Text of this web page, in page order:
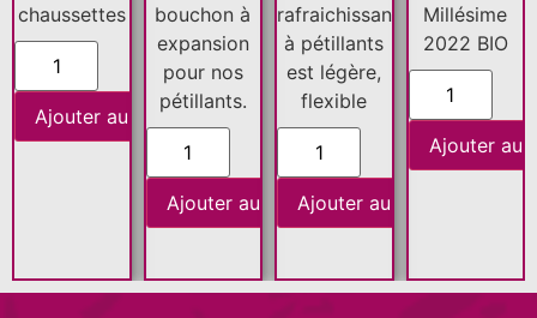
chaussettes
Ajouter au panier
bouchon à
expansion
pour nos
pétillants.
Ajouter au panier
rafraichissante
à pétillants
est légère,
flexible
Ajouter au panier
Millésime
2022 BIO
Ajouter au